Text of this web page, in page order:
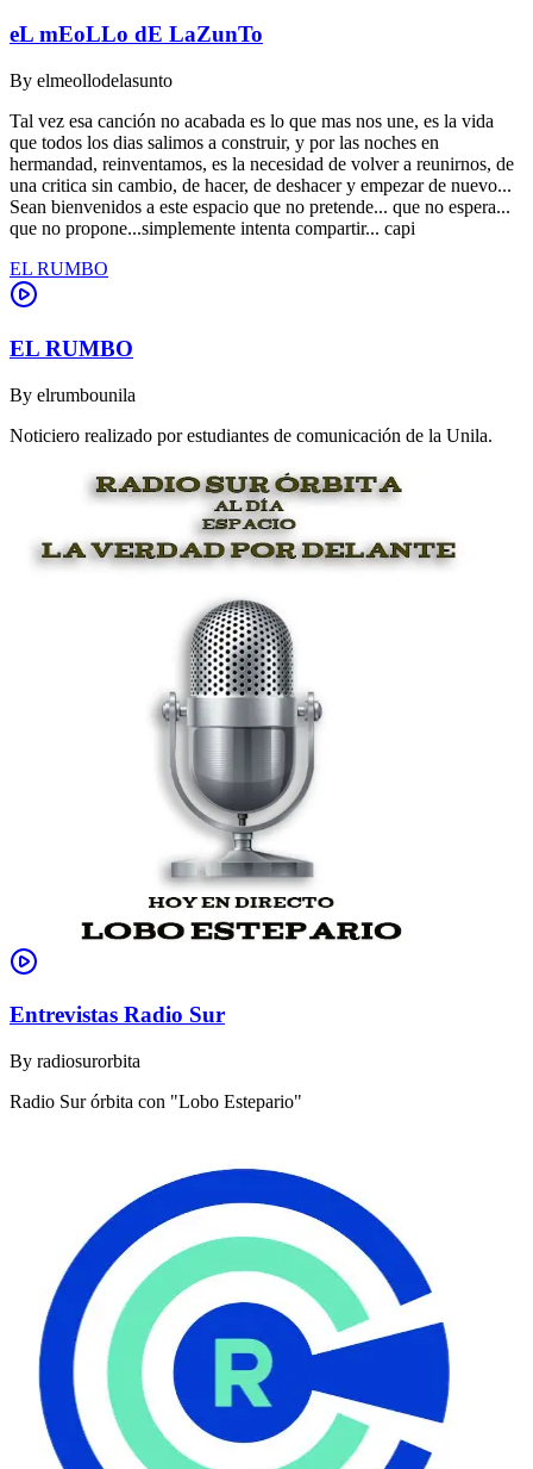
eL mEoLLo dE LaZunTo
By elmeollodelasunto
Tal vez esa canción no acabada es lo que mas nos une, es la vida
que todos los dias salimos a construir, y por las noches en
hermandad, reinventamos, es la necesidad de volver a reunirnos, de
una critica sin cambio, de hacer, de deshacer y empezar de nuevo...
Sean bienvenidos a este espacio que no pretende... que no espera...
que no propone...simplemente intenta compartir... capi
EL RUMBO
EL RUMBO
By elrumbounila
Noticiero realizado por estudiantes de comunicación de la Unila.
Entrevistas Radio Sur
By radiosurorbita
Radio Sur órbita con "Lobo Estepario"